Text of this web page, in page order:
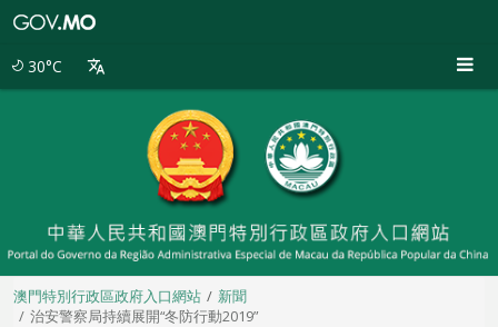
30°C
澳門特別行政區政府入口網站
新聞
治安警察局持續展開“冬防行動2019”